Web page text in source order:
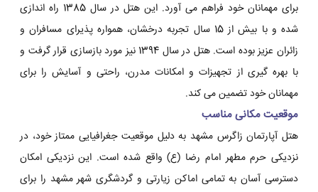
برای مهمانان خود فراهم می آورد. این هتل در سال 1385 راه اندازی
شده و با بیش از 15 سال تجربه درخشان، همواره پذیرای مسافران و
زائران عزیز بوده است. هتل در سال 1394 نیز مورد بازسازی قرار گرفت و
با بهره گیری از تجهیزات و امکانات مدرن، راحتی و آسایش را برای
مهمانان خود تضمین می کند.
موقعیت مکانی مناسب
هتل آپارتمان زاگرس مشهد به دلیل موقعیت جغرافیایی ممتاز خود، در
نزدیکی حرم مطهر امام رضا (ع) واقع شده است. این نزدیکی امکان
دسترسی آسان به تمامی اماکن زیارتی و گردشگری شهر مشهد را برای